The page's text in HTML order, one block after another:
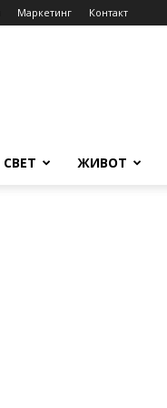
Маркетинг Контакт
СВЕТ ЖИВОТ